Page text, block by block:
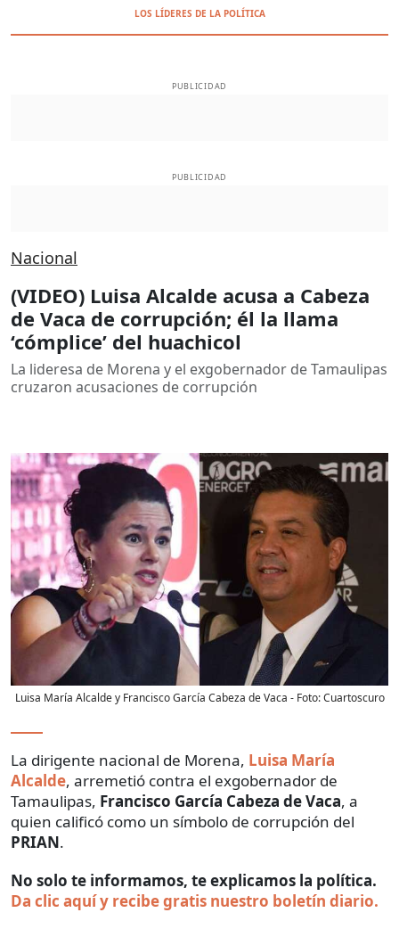
LOS LÍDERES DE LA POLÍTICA
PUBLICIDAD
PUBLICIDAD
Nacional
(VIDEO) Luisa Alcalde acusa a Cabeza
de Vaca de corrupción; él la llama
‘cómplice’ del huachicol
La lideresa de Morena y el exgobernador de Tamaulipas
cruzaron acusaciones de corrupción
Luisa María Alcalde y Francisco García Cabeza de Vaca - Foto:Cuartoscuro
La dirigente nacional de Morena, Luisa María
Alcalde, arremetió contra el exgobernador de
Tamaulipas, Francisco García Cabeza de Vaca, a
quien calificó como un símbolo de corrupción del
PRIAN.
No solo te informamos, te explicamos la política.
Da clic aquí y recibe gratis nuestro boletín diario.